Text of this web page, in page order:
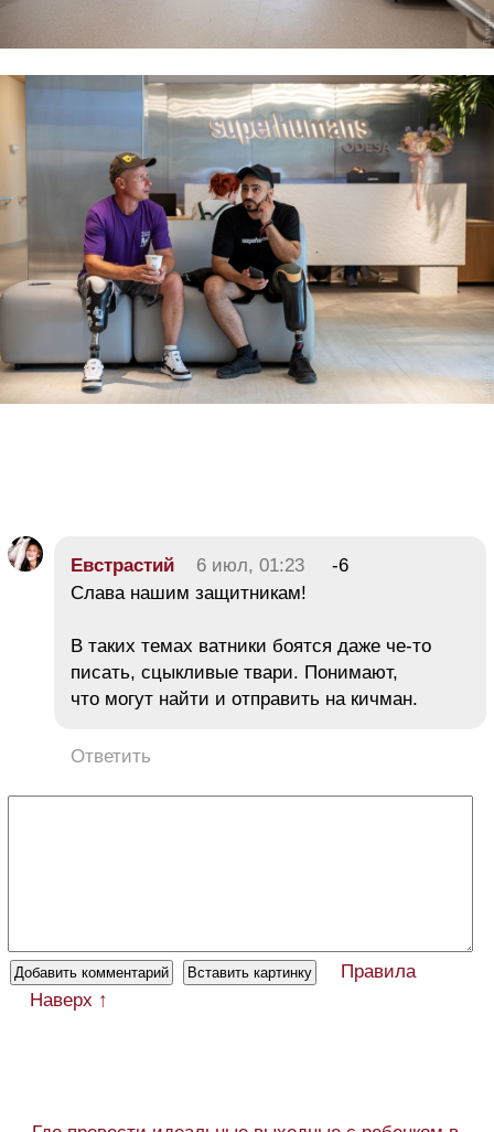
Евстрастий 6 июл, 01:23
-6
Слава нашим защитникам!
В таких темах ватники боятся даже че-то
писать, сцыкливые твари. Понимают,
что могут найти и отправить на кичман.
Ответить
Правила
Наверх ↑